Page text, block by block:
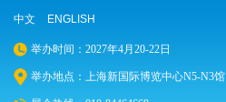
中文 ENGLISH
举办时间：2027年4月20-22日
举办地点：上海新国际博览中心N5-N3馆